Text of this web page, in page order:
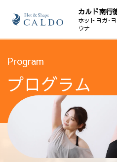
カルド南行
ホットヨガ･
ウナ
施設案内
プログラム
スケジュール
24時間ジム
Program
プログラム